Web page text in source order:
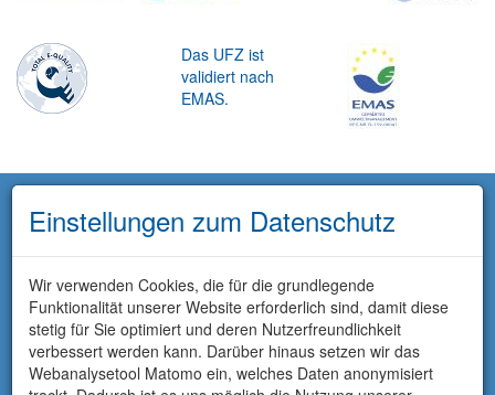
Das UFZ ist
validiert nach
EMAS.
Einstellungen zum Datenschutz
Wir verwenden Cookies, die für die grundlegende
Funktionalität unserer Website erforderlich sind, damit diese
stetig für Sie optimiert und deren Nutzerfreundlichkeit
verbessert werden kann. Darüber hinaus setzen wir das
Webanalysetool Matomo ein, welches Daten anonymisiert